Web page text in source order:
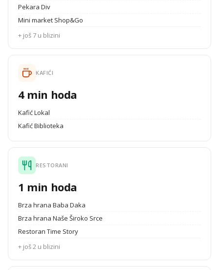
Pekara Div
Mini market Shop&Go
+ još 7 u blizini
KAFIĆI
4 min hoda
Kafić Lokal
Kafić Biblioteka
RESTORANI
1 min hoda
Brza hrana Baba Daka
Brza hrana Naše Široko Srce
Restoran Time Story
+ još 2 u blizini